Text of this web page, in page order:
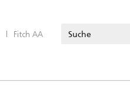
| Fitch AA